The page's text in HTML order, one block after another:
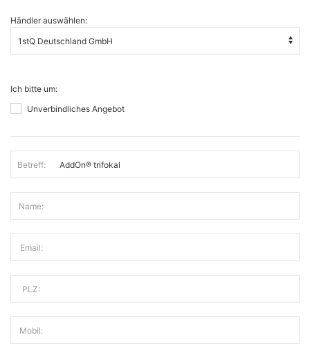
Händler auswählen:
Ich bitte um:
Unverbindliches Angebot
Betreff:
Name:
Email:
PLZ:
Mobil: